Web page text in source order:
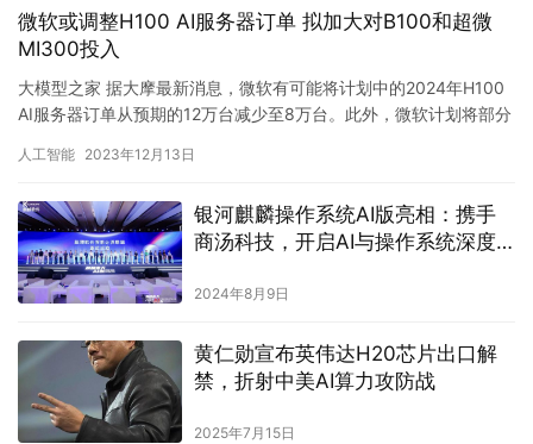
微软或调整H100 AI服务器订单 拟加大对B100和超微
MI300投入
大模型之家 据大摩最新消息，微软有可能将计划中的2024年H100
AI服务器订单从预期的12万台减少至8万台。此外，微软计划将部分
人工智能 2023年12月13日
银河麒麟操作系统AI版亮相：携手
商汤科技，开启AI与操作系统深度
2024年8月9日
黄仁勋宣布英伟达H20芯片出口解
禁，折射中美AI算力攻防战
2025年7月15日